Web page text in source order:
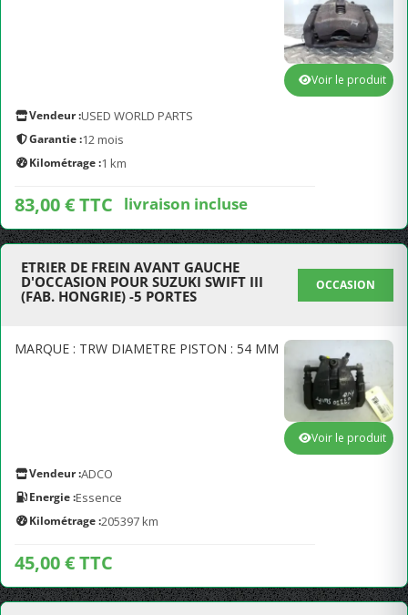
Vendeur :USED WORLD PARTS
Garantie :12 mois
Kilométrage :1 km
83,00 € TTC livraison incluse
Voir le produit
ETRIER DE FREIN AVANT GAUCHE
D'OCCASION POUR SUZUKI SWIFT III
(FAB. HONGRIE) -5 PORTES
OCCASION
MARQUE : TRW DIAMETRE PISTON : 54 MM
Vendeur :ADCO
Energie :Essence
Kilométrage :205397 km
45,00 € TTC
Voir le produit